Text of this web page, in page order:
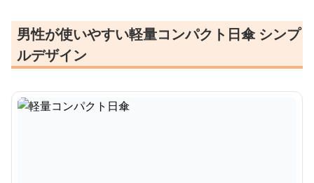
男性が使いやすい軽量コンパクト日傘 シンプ
ルデザイン